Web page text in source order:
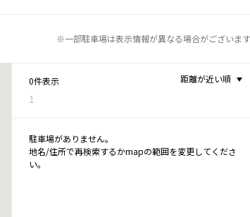
※一部駐車場は表示情報が異なる場合がございます
0件表示
1
距離が近い順
駐車場がありません。
地名/住所で再検索するかmapの範囲を変更してくださ
い。